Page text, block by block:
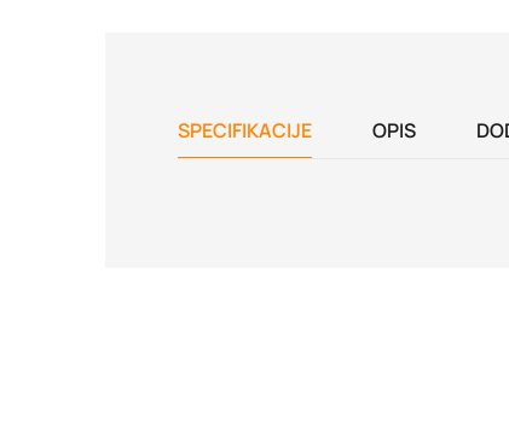
SPECIFIKACIJE OPIS